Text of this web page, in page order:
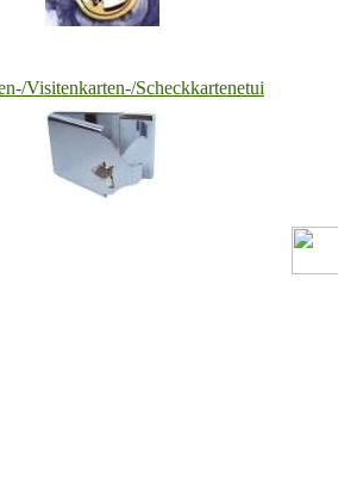
Visitenkarten-/Scheckkartenetui